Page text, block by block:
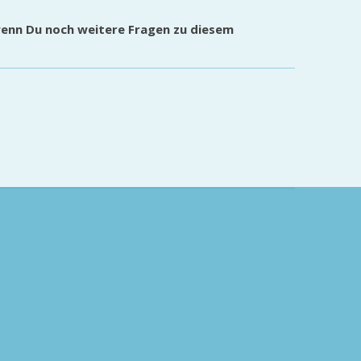
Du noch weitere Fragen zu diesem